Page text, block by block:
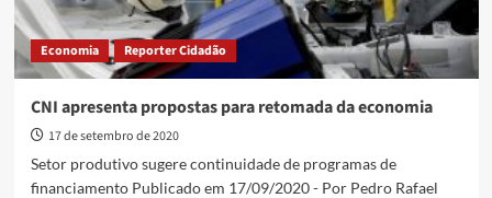
de
20,1%
Economia Reporter Cidadão
CNI apresenta propostas para retomada da economia
17 de setembro de 2020
Setor produtivo sugere continuidade de programas de
financiamento Publicado em 17/09/2020 - Por Pedro Rafael